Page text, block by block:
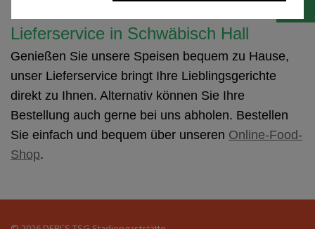
Lieferservice in Schwäbisch Hall
Genießen Sie unsere Speisen bequem zu Hause,
unser Lieferservice bringt Ihre Lieblingsgerichte
direkt zu Ihnen. Alternativ können Sie Ihre
Bestellung auch gerne bei uns abholen. Bestellen
Sie einfach und bequem über unseren Online-Food-
Shop.